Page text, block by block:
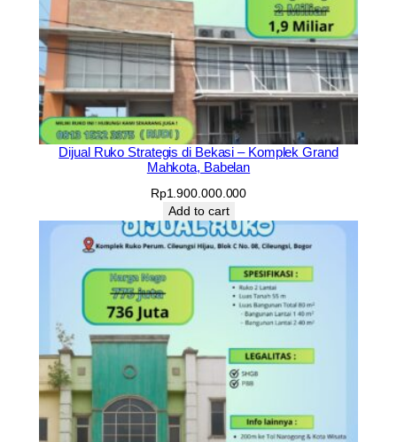
Dijual Ruko Strategis di Bekasi – Komplek Grand
Mahkota, Babelan
Rp1.900.000.000
Add to cart